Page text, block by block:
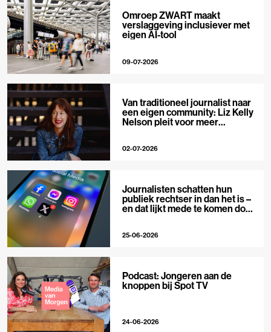
Omroep ZWART maakt
verslaggeving inclusiever met
eigen AI-tool
09-07-2026
Van traditioneel journalist naar
een eigen community: Liz Kelly
Nelson pleit voor meer
02-07-2026
Journalisten schatten hun
publiek rechtser in dan het is –
en dat lijkt mede te komen door
25-06-2026
Podcast: Jongeren aan de
knoppen bij Spot TV
24-06-2026